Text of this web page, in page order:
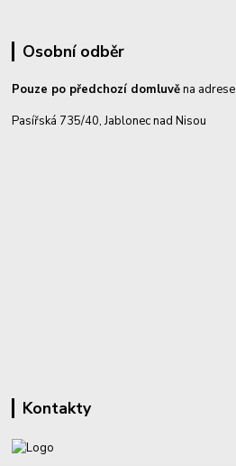
Osobní odběr
Pouze po předchozí domluvěna adrese
Pasířská 735/40, Jablonec nad Nisou
Kontakty